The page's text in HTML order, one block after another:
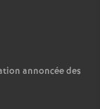
annoncée des